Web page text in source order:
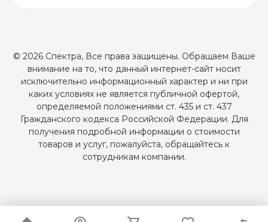
© 2026 Спектра, Все права защищены. Обращаем Ваше
внимание на то, что данный интернет-сайт носит
исключительно информационный характер и ни при
каких условиях не является публичной офертой,
определяемой положениями ст. 435 и ст. 437
Гражданского кодекса Российской Федерации. Для
получения подробной информации о стоимости
товаров и услуг, пожалуйста, обращайтесь к
сотрудникам компании.